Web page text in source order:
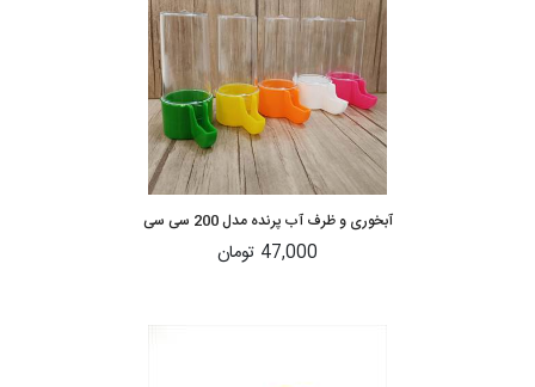
آبخوری و ظرف آب پرنده مدل 200 سی سی
47,000 تومان